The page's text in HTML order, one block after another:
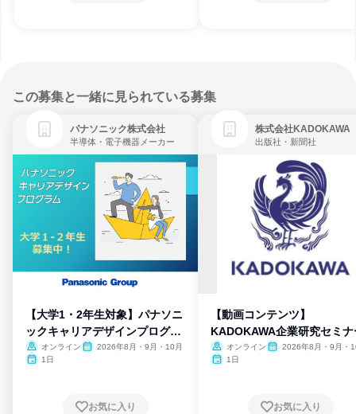
この募集と一緒に見られている募集
パナソニック株式会社
半導体・電子機器メーカー
【大学1・2年生対象】パナソニ
ックキャリアデザインプログラ
ム
オンライン
2026年8月・9月・10月
1日
お気に入り
株式会社KADOKAWA
出版社・新聞社
【動画コンテンツ】
KADOKAWA企業研究セミナ
オンライン
2026年8月・9月・
1日
お気に入り